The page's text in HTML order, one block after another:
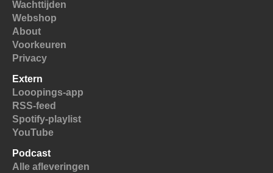
Wachttijden
Webshop
About
Voorkeuren
Privacy
Extern
Looopings-app
RSS-feed
Spotify-playlist
YouTube
Podcast
Alle afleveringen